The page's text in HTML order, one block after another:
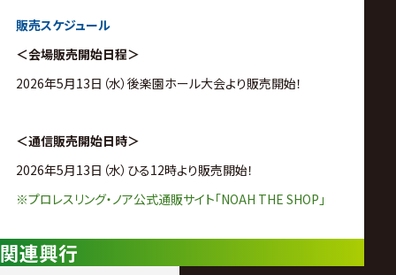
販売スケジュール
＜会場販売開始日程＞
2026年5月13日（水）後楽園ホール大会より販売開始！
＜通信販売開始日時＞
2026年5月13日（水） ひる12時より販売開始！
※プロレスリング・ノア公式通販サイト「NOAH THE SHOP」
関連興行